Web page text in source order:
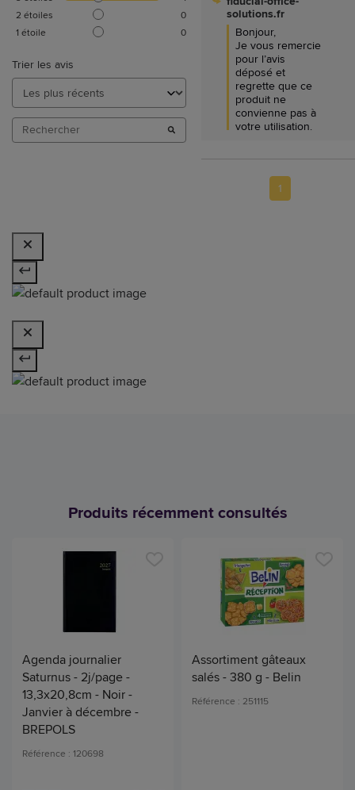
2 étoiles
0
1 étoile 0
Trier les avis
solutions.fr
Bonjour,
Je vous remercie
pour l’avis
déposé et
regrette que ce
produit ne
convienne pas à
votre utilisation.
1
Produits récemment consultés
Agenda journalier
Saturnus - 2j/page -
13,3x20,8cm - Noir -
Janvier à décembre -
BREPOLS
Référence : 120698
Assortiment gâteaux
salés - 380 g - Belin
Référence : 251115